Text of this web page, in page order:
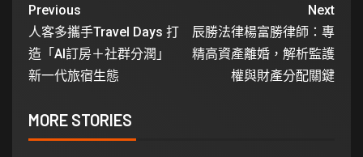
Previous
人客多攜手Travel Days 打
造「AI訂房＋社群分潤」
新一代旅宿生態
Next
辰勝法律楊富勝律師：專
精高資產離婚，解析監護
權與財產分配關鍵
MORE STORIES